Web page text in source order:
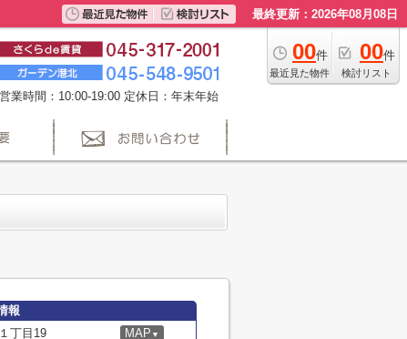
最終更新：2026年08月08日
00件
最近見た物件
00件
検討リスト
営業時間：10:00-19:00 定休日：年末年始
報
丁目19 MAP ▼